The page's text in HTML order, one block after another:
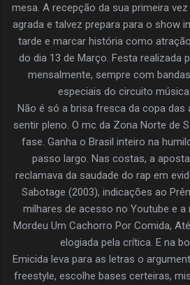
mesa. A recepção da sua primeira
agrada e talvez prepara para o show
tarde e marcar história como
do dia 13 de Março. Festa realizada
mensalmente, sempre com
especiais do circuito música
Não é só a brisa fresca da copa das
sentir pleno. O mc da Zona Norte de
fase. Ganha o Brasil inteiro na
passo largo. Nas costas, a
reclamava da saudade do rap em
Sabotage (2003), indicações ao
milhares de acesso no Youtube e a
Mordeu Um Cachorro Por Comida,
elogiada pela crítica. E na
Emicida leva para as letras o
freestyle, escolhe bases certeiras,